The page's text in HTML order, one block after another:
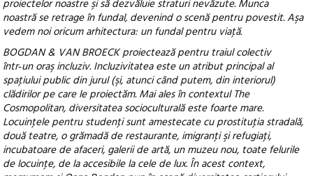
proiectelor noastre şi să dezvăluie straturi nevăzute. Munca
noastră se retrage în fundal, devenind o scenă pentru povestit. Aşa
vedem noi oricum arhitectura: un fundal pentru viaţă.
BOGDAN & VAN BROECK proiectează pentru traiul colectiv
într‑un oraş incluziv. Incluzivitatea este un atribut principal al
spaţiului public din jurul (şi, atunci când putem, din interiorul)
clădirilor pe care le proiectăm. Mai ales în contextul The
Cosmopolitan, diversitatea socioculturală este foarte mare.
Locuinţele pentru studenţi sunt amestecate cu prostituţia stradală,
două teatre, o grămadă de restaurante, imigranţi şi refugiaţi,
incubatoare de afaceri, galerii de artă, un muzeu nou, toate felurile
de locuinţe, de la accesibile la cele de lux. În acest context,